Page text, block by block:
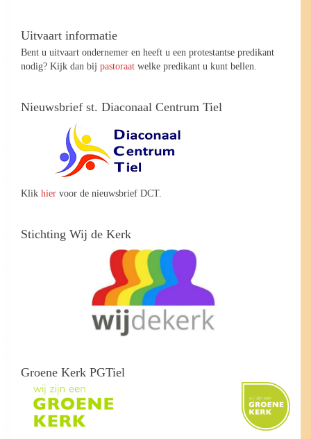
Uitvaart informatie
Bent u uitvaart ondernemer en heeft u een protestantse predikant
nodig? Kijk dan bij pastoraat welke predikant u kunt bellen.
Nieuwsbrief st. Diaconaal Centrum Tiel
Klik hier voor de nieuwsbrief DCT.
Stichting Wij de Kerk
Groene Kerk PGTiel